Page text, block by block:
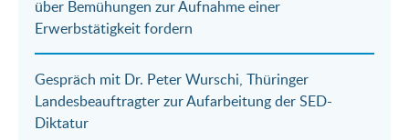
über Bemühungen zur Aufnahme einer
Erwerbstätigkeit fordern
Gespräch mit Dr. Peter Wurschi, Thüringer
Landesbeauftragter zur Aufarbeitung der SED-
Diktatur